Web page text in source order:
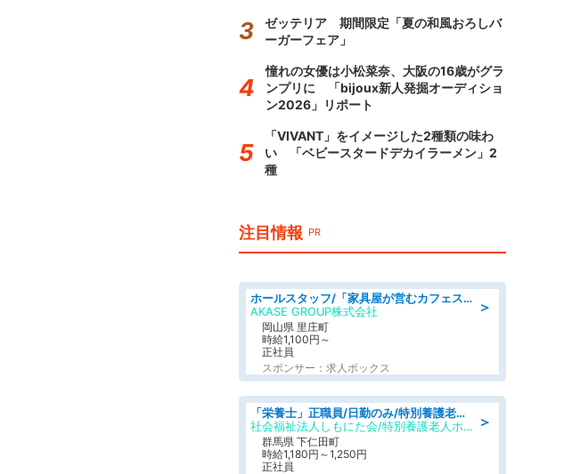
ゼッテリア 期間限定「夏の和風おろしバ
ーガーフェア」
憧れの女優は小松菜奈、大阪の16歳がグラ
ンプリに 「bijoux新人発掘オーディショ
ン2026」リポート
「VIVANT」をイメージした2種類の味わ
い 「ベビースタードデカイラーメン」2
種
注目情報 PR
＞
ホールスタッフ/「家具屋が営むカフェスタッフ!」週2日～OK!嬉しいまかない付き/岡山県/浅口郡里庄町
AKASE GROUP株式会社
岡山県 里庄町
時給1,100円～
正社員
スポンサー：求人ボックス
＞
「栄養士」正職員/日勤のみ/特別養護老人ホーム
社会福祉法人しもにた会/特別養護老人ホーム かぶらの里
群馬県 下仁田町
時給1,180円～1,250円
正社員